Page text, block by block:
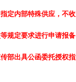
定内部特殊供应，不
规定要求进行申请报
部出具公函委托授权